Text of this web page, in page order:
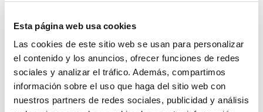
Esta página web usa cookies
Las cookies de este sitio web se usan para personalizar
el contenido y los anuncios, ofrecer funciones de redes
sociales y analizar el tráfico. Además, compartimos
información sobre el uso que haga del sitio web con
nuestros partners de redes sociales, publicidad y análisis
Disolvente Volumen Conc.
100 ug/ml